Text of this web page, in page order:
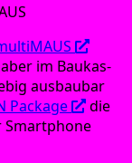
im Bau­kas­
aus­bau­bar
Packa­ge
die
Smart­phone